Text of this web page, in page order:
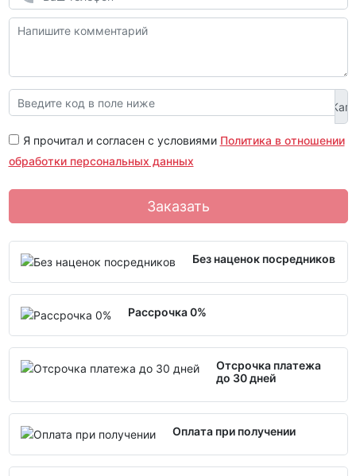
Я прочитал и согласен с условиями Политика в отношении
обработки персональных данных
Заказать
Без наценок посредников
Рассрочка 0%
Отсрочка платежа
до 30 дней
Оплата при получении